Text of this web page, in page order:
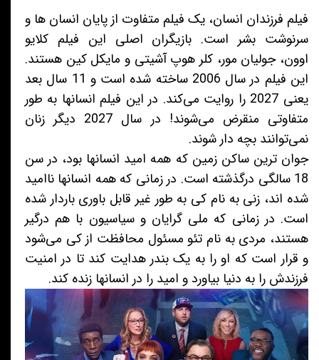
فیلم فرزندان انسان، یک فیلم متفاوت از پایان انسان ها و
سرنوشت بشر است. بازیگران اصلی این فیلم کلایو
اوون، جولیان مور، کلر هوپ آشیتی و مایکل کین هستند.
این فیلم در سال 2006 ساخته شده است و 11 سال بعد
یعنی 2027 را روایت می‌کند. در این فیلم انسانها به طور
متفاوتی منقرض می‌شوند! در سال 2027 دیگر زنان
نمی‌توانند بچه دار شوند.
جوان ترین ساکن زمین که همه امید انسانها بود، در سن
18 سالگی درگذشته است. در زمانی که همه انسانها ناامید
شده اند، زنی به نام کی به طور غیر قابل باوری باردار شده
است. در زمانی که ملی گرایان و سیاسیون با هم درگیر
هستند، مردی به نام تئو مسئول محافظت از کی می‌شود
و قرار است که او را به یک بندر هدایت کند تا در امنیت
فرزندش را به دنیا بیاورد و امید را در انسانها زنده کند.